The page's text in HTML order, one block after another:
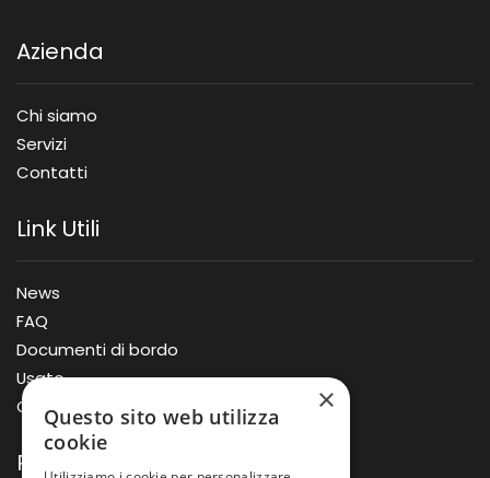
Azienda
Chi siamo
Servizi
Contatti
Link Utili
News
FAQ
Documenti di bordo
Usato
Offerte
Prodotti
×
Questo sito web utilizza
cookie